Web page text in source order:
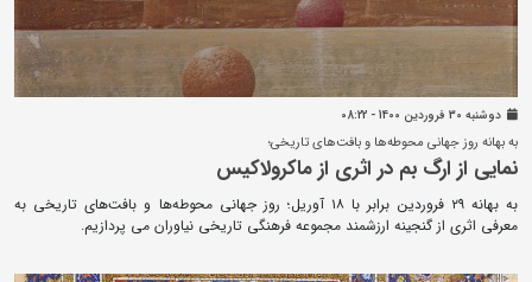
دوشنبه 30 فروردين 1400 - 08:22
به بهانه روز جهانی محوطه‌ها و بافت‌های تاریخی؛
نمایی از ارگ بم در اثری از ماکرولاکیس
به بهانه ۲۹ فروردین برابر با ۱۸ آوریل؛ روز جهانی محوطه‌ها و بافت‌های تاریخی به
معرفی اثری از گنجینه ارزشمند مجموعه فرهنگی تاریخی نیاوران می پردازیم.